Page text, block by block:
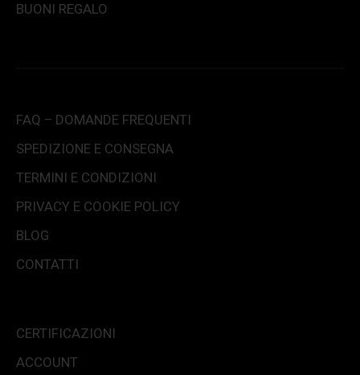
BUONI REGALO
FAQ – DOMANDE FREQUENTI
SPEDIZIONE E CONSEGNA
TERMINI E CONDIZIONI
PRIVACY E COOKIE POLICY
BLOG
CONTATTI
CERTIFICAZIONI
ACCOUNT